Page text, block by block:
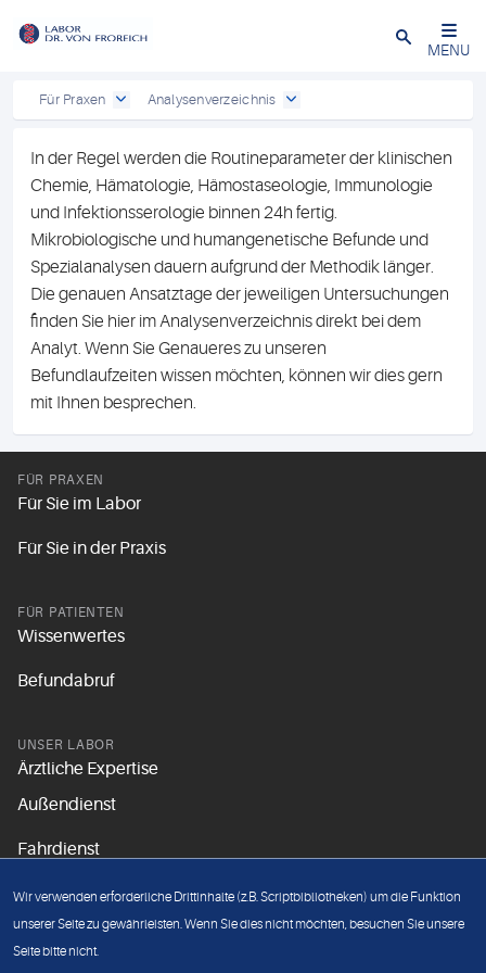
Close
MENU
Für Praxen Analysenverzeichnis
In der Regel werden die Routineparameter der klinischen
Chemie, Hämatologie, Hämostaseologie, Immunologie
und Infektionsserologie binnen 24h fertig.
Mikrobiologische und humangenetische Befunde und
Spezialanalysen dauern aufgrund der Methodik länger.
Die genauen Ansatztage der jeweiligen Untersuchungen
finden Sie hier im Analysenverzeichnis direkt bei dem
Analyt. Wenn Sie Genaueres zu unseren
Befundlaufzeiten wissen möchten, können wir dies gern
mit Ihnen besprechen.
FÜR PRAXEN
Für Sie im Labor
Für Sie in der Praxis
FÜR PATIENTEN
Wissenwertes
Befundabruf
UNSER LABOR
Ärztliche Expertise
Außendienst
Fahrdienst
Unsere Grundsätze
Wir verwenden erforderliche Drittinhalte (z.B. Scriptbibliotheken) um die Funktion
unserer Seite zu gewährleisten. Wenn Sie dies nicht möchten, besuchen Sie unsere
Seite bitte nicht.